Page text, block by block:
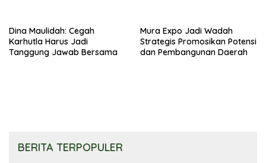
Dina Maulidah: Cegah
Karhutla Harus Jadi
Tanggung Jawab Bersama
Mura Expo Jadi Wadah
Strategis Promosikan Potensi
dan Pembangunan Daerah
BERITA TERPOPULER